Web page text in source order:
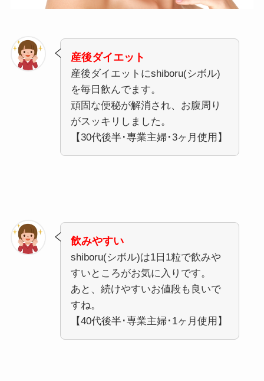
産後ダイエット
産後ダイエットにshiboru(シボル)
を毎日飲んでます。
頑固な便秘が解消され、お腹周り
がスッキリしました。
【30代後半･専業主婦･3ヶ月使用】
飲みやすい
shiboru(シボル)は1日1粒で飲みや
すいところがお気に入りです。
あと、続けやすいお値段も良いで
すね。
【40代後半･専業主婦･1ヶ月使用】